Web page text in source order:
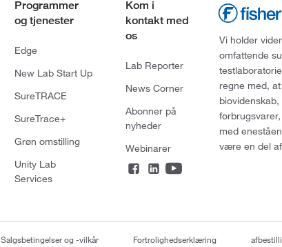
Programmer
og tjenester
Edge
New Lab Start Up
SureTRACE
SureTrace+
Grøn omstilling
Unity Lab
Services
Kom i
kontakt med
os
Lab Reporter
News Corner
Abonner på
nyheder
Webinarer
Vi holder
omfattende
regne med,
med
være en del
Salgsbetingelser og -vilkår Fortrolighedserklæring